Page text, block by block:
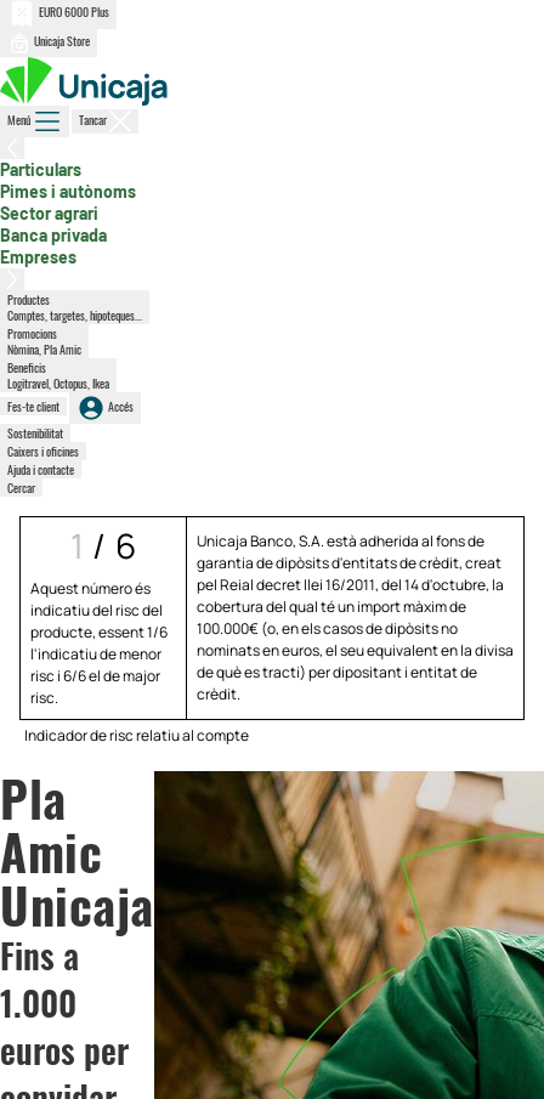
EURO 6000 Plus
Unicaja Store
Menú Tancar
Particulars, secció activa
Pimes i autònoms
Sector agrari
Banca privada
Empreses
Productes
Comptes, targetes, hipoteques...
Promocions
Nòmina, Pla Amic
Beneficis
Logitravel, Octopus, Ikea
Fes-te client
Accés
Sostenibilitat
Caixers i oficines
Ajuda i contacte
Cercar
1 / 6
Aquest número és
indicatiu del risc del
producte, essent 1/6
l'indicatiu de menor
risc i 6/6 el de major
risc.
Unicaja Banco, S.A. està adherida al fons de
garantia de dipòsits d'entitats de crèdit, creat
pel Reial decret llei 16/2011, del 14 d'octubre, la
cobertura del qual té un import màxim de
100.000€ (o, en els casos de dipòsits no
nominats en euros, el seu equivalent en la divisa
de què es tracti) per dipositant i entitat de
crèdit.
Indicador de risc relatiu al compte
Pla
Amic
Unicaja
Fins a
1.000
euros per